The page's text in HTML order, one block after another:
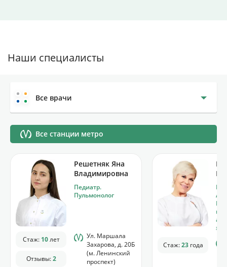
Наши специалисты
Все врачи
Все станции метро
Решетняк Яна
Владимировна
Педиатр.
Пульмонолог
Стаж: 10лет
Отзывы:2
Ул. Маршала
Захарова, д. 20Б
(м. Ленинский
проспект)
Стаж:23года